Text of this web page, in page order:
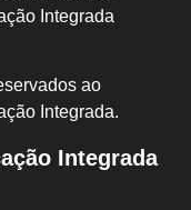
Integrada
ao
I ntegrada.
Integrada